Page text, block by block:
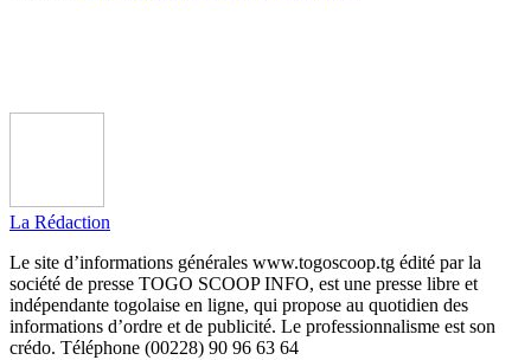
La Rédaction
Le site d’informations générales www.togoscoop.tg édité par la
société de presse TOGO SCOOP INFO, est une presse libre et
indépendante togolaise en ligne, qui propose au quotidien des
informations d’ordre et de publicité. Le professionnalisme est son
crédo. Téléphone (00228) 90 96 63 64